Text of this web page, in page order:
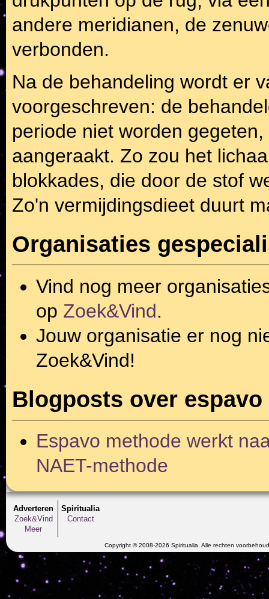
andere meridianen, de
verbonden.
Na de behandeling wordt er
voorgeschreven: de
periode niet worden
aangeraakt. Zo zou het
blokkades, die door de stof
Zo'n vermijdingsdieet duurt
Organisaties
Vind nog meer
op Zoek&Vind.
Jouw organisatie er nog
Zoek&Vind!
Blogposts over espavo
Espavo methode werkt
NAET-methode
Adverteren
Zoek&Vind
Meer
Spiritualia
Contact
Copyright © 2008-2026 Spiritualia. Alle rechten